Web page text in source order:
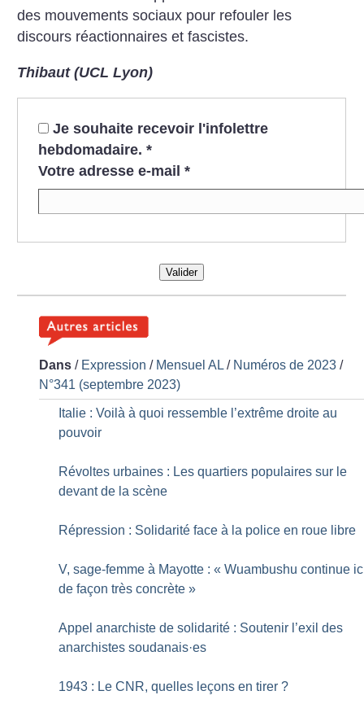
des mouvements sociaux pour refouler les
discours réactionnaires et fascistes.
Thibaut (UCL Lyon)
Je souhaite recevoir l'infolettre
hebdomadaire. *
Votre adresse e-mail *
Valider
Dans / Expression / Mensuel AL / Numéros de 2023 /
N°341 (septembre 2023)
Italie : Voilà à quoi ressemble l’extrême droite au
pouvoir
Révoltes urbaines : Les quartiers populaires sur le
devant de la scène
Répression : Solidarité face à la police en roue libre
V, sage-femme à Mayotte : « Wuambushu continue
de façon très concrète »
Appel anarchiste de solidarité : Soutenir l’exil des
anarchistes soudanais·es
1943 : Le CNR, quelles leçons en tirer ?